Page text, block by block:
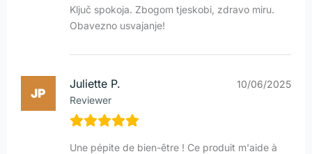
Ključ spokoja. Zbogom tjeskobi, zdravo miru.
Obavezno usvajanje!
Juliette P.
Reviewer
10/06/2025
Une pépite de bien-être ! Ce produit m'aide à